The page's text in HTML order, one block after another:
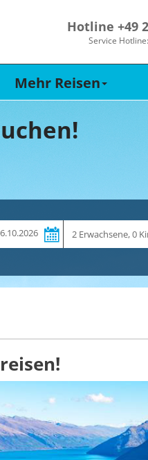
Hotline +49
Service
Mehr Reisen